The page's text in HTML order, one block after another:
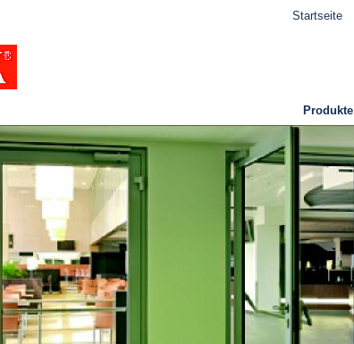
Startseite
Produkte